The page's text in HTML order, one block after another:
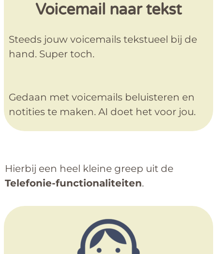
Voicemail naar tekst
Steeds jouw voicemails tekstueel bij de
hand. Super toch.
Gedaan met voicemails beluisteren en
notities te maken. AI doet het voor jou.
Hierbij een heel kleine greep uit de
Telefonie-functionaliteiten.